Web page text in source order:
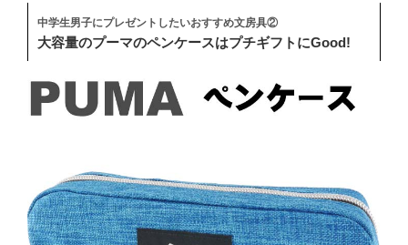
中学生男子にプレゼントしたいおすすめ文房具②
大容量のプーマのペンケースはプチギフトにGood!